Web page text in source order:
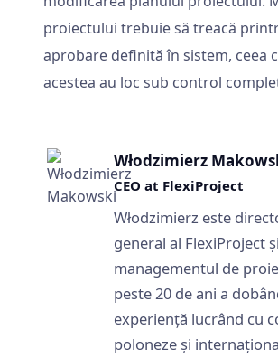
proiectului trebuie să treacă
aprobare definită în sistem, ceea
acestea au loc sub control
Włodzimierz
CEO at FlexiProject
Włodzimierz este
general al FlexiProject
managementul de
peste 20 de ani a
experiență lucrând cu
poloneze și